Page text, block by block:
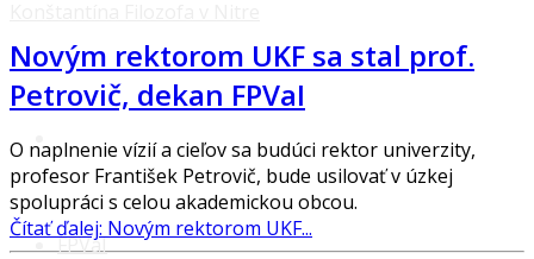
FPVaI
Novým rektorom UKF sa stal prof.
Petrovič, dekan FPVaI
O naplnenie vízií a cieľov sa budúci rektor univerzity,
profesor František Petrovič, bude usilovať v úzkej
spolupráci s celou akademickou obcou.
Čítať ďalej: Novým rektorom UKF...